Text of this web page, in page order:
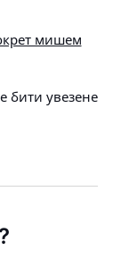
мишем
бити увезене